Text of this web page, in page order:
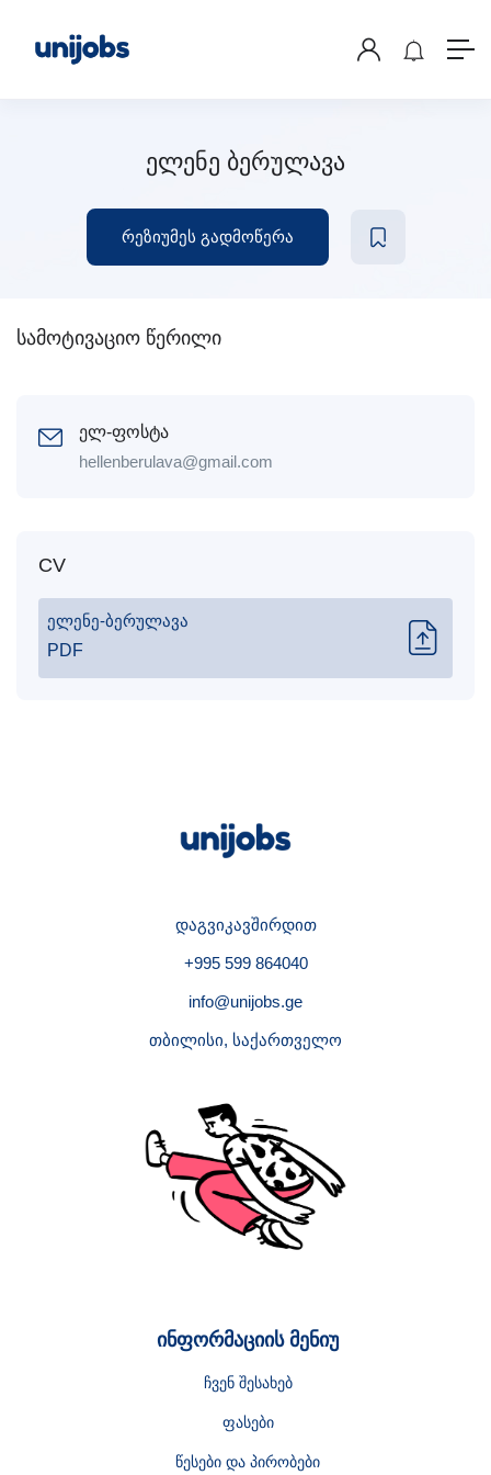
ელენე ბერულავა
რეზიუმეს გადმოწერა
სამოტივაციო წერილი
ელ-ფოსტა
hellenberulava@gmail.com
CV
ელენე-ბერულავა
PDF
დაგვიკავშირდით
+995 599 864040
info@unijobs.ge
თბილისი, საქართველო
ინფორმაციის მენიუ
ჩვენ შესახებ
ფასები
წესები და პირობები